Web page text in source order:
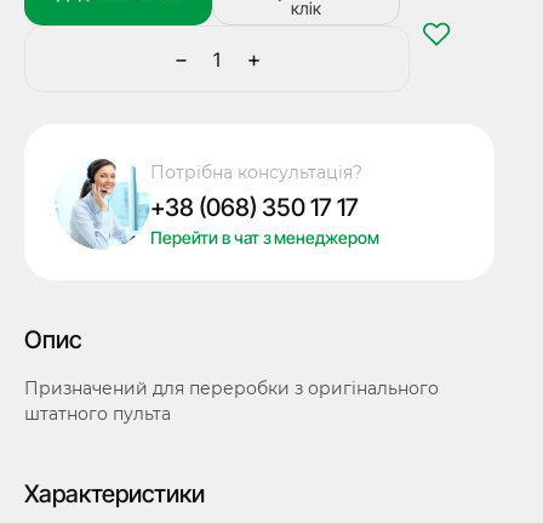
−
Корпус
CK,
CK-
2,
(праве),
+
клік
Потрібна консультація?
+38 (068) 350 17 17
Перейти в чат з менеджером
Опис
Призначений для переробки з оригінального
штатного пульта
Характеристики